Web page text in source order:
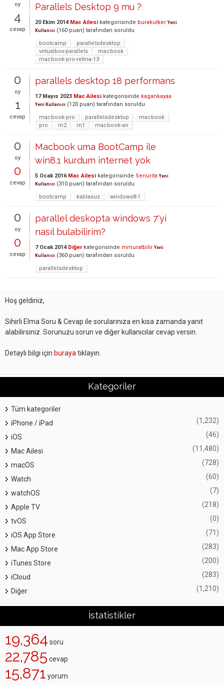
oy
4
cevap
Parallels Desktop 9 mu ?
20 Ekim 2014 Mac Ailesi kategorisinde burakulker Yeni
Kullanıcı (160 puan) tarafından soruldu
bootcamp
parallelsdesktop
virtualbox-parallels
macbook
macbook-pro-retina-13
0
oy
1
cevap
parallels desktop 18 performans
17 Mayıs 2023 Mac Ailesi kategorisinde kagankayaa
Yeni Kullanıcı (120 puan) tarafından soruldu
macbook-pro
parallelsdesktop
macbook
pro
m2 m1 macbook-air
0
oy
0
cevap
Macbook uma BootCamp ile
win8.1 kurdum internet yok
5 Ocak 2016 Mac Ailesi kategorisinde Senurita Yeni
Kullanıcı (310 puan) tarafından soruldu
bootcamp
kablasuz windows8-1
0
oy
0
cevap
parallel deskopta windows 7'yi
nasıl bulabilirim?
7 Ocak 2014 Diğerkategorisinde mmuratbilir Yeni
Kullanıcı (360 puan) tarafından soruldu
parallelsdesktop
Hoş geldiniz,
Sihirli Elma Soru & Cevap ile sorularınıza en kısa zamanda yanıt
alabilirsiniz. Sorunuzu sorun ve diğer kullanıcılar cevap versin.
Detaylı bilgi için buraya tıklayın.
Kategoriler
Tüm kategoriler
iPhone / iPad
(1,232)
iOS (46)
Mac Ailesi (11,480)
macOS (728)
Watch (60)
watchOS (7)
Apple TV (218)
tvOS (0)
iOS App Store (71)
Mac App Store (283)
iTunes Store (200)
iCloud (283)
Diğer (1,210)
İstatistikler
19,364 soru
22,785 cevap
15,871 yorum